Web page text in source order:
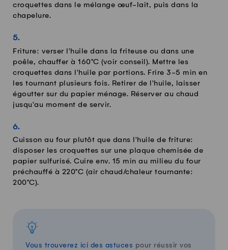
croquettes dans le mélange œuf-lait, puis dans la
chapelure.
Friture: verser l'huile dans la friteuse ou dans une
poêle, chauffer à 160°C (voir conseil). Mettre les
croquettes dans l'huile par portions. Frire 3-5 min en
les tournant plusieurs fois. Retirer de l'huile, laisser
égoutter sur du papier ménage. Réserver au chaud
jusqu'au moment de servir.
Cuisson au four plutôt que dans l'huile de friture:
disposer les croquettes sur une plaque chemisée de
papier sulfurisé. Cuire env. 15 min au milieu du four
préchauffé à 220°C (air chaud/chaleur tournante:
200°C).
Vous trouverez ici des astuces pour réussir vos